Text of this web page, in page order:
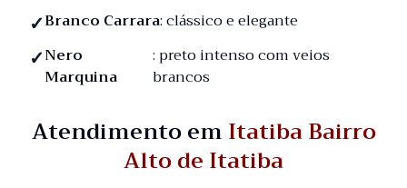
Branco Carrara: clássico e elegante
Nero
Marquina
: preto intenso com veios
brancos
Atendimento emItatiba Bairro
Alto de Itatiba